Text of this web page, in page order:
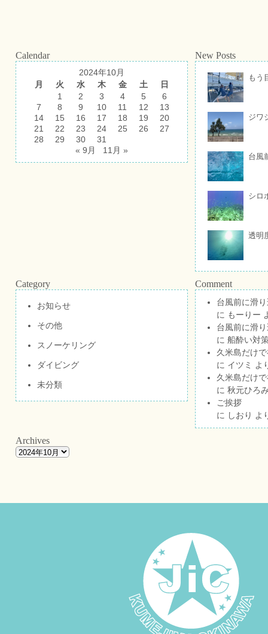
Calendar
2024年10月
月
火 水 木 金 土
日
1
2 3 4 5
6
7
8 9 10 11 12
13
14
15 16 17 18 19
20
21
22 23 24 25 26
27
28
29 30
31
« 9月
11月 »
New Posts
もう
ジワ
台風
シロ
透明
Category
お知らせ
その他
スノーケリング
ダイビング
未分類
Comment
台風前に滑
に もーりー
台風前に滑
に 船酔い対
久米島だけ
に イツミ よ
久米島だけ
に 秋元ひろ
ご挨拶
に しおり よ
Archives